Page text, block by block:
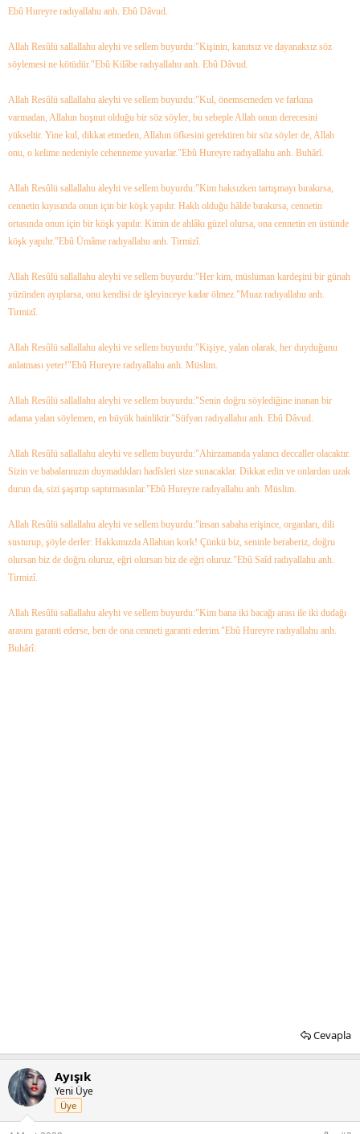
Ebû Hureyre radıyallahu anh. Ebû Dâvud.
Allah Resûlü sallallahu aleyhi ve sellem buyurdu:"Kişinin, kanıtsız ve dayanaksız söz
söylemesi ne kötüdür."Ebû Kilâbe radıyallahu anh. Ebû Dâvud.
Allah Resûlü sallallahu aleyhi ve sellem buyurdu:"Kul, önemsemeden ve farkına
varmadan, Allahın hoşnut olduğu bir söz söyler, bu sebeple Allah onun derecesini
yükseltir. Yine kul, dikkat etmeden, Allahın öfkesini gerektiren bir söz söyler de, Allah
onu, o kelime nedeniyle cehenneme yuvarlar."Ebû Hureyre radıyallahu anh. Buhârî.
Allah Resûlü sallallahu aleyhi ve sellem buyurdu:"Kim haksızken tartışmayı bırakırsa,
cennetin kıyısında onun için bir köşk yapılır. Haklı olduğu hâlde bırakırsa, cennetin
ortasında onun için bir köşk yapılır. Kimin de ahlâkı güzel olursa, ona cennetin en üstünde
köşk yapılır."Ebû Ümâme radıyallahu anh. Tirmizî.
Allah Resûlü sallallahu aleyhi ve sellem buyurdu:"Her kim, müslüman kardeşini bir günah
yüzünden ayıplarsa, onu kendisi de işleyinceye kadar ölmez."Muaz radıyallahu anh.
Tirmizî.
Allah Resûlü sallallahu aleyhi ve sellem buyurdu:"Kişiye, yalan olarak, her duyduğunu
anlatması yeter!"Ebû Hureyre radıyallahu anh. Müslim.
Allah Resûlü sallallahu aleyhi ve sellem buyurdu:"Senin doğru söylediğine inanan bir
adama yalan söylemen, en büyük hainliktir."Süfyan radıyallahu anh. Ebû Dâvud.
Allah Resûlü sallallahu aleyhi ve sellem buyurdu:"Ahirzamanda yalancı deccaller olacaktır.
Sizin ve babalarınızın duymadıkları hadîsleri size sunacaklar. Dikkat edin ve onlardan uzak
durun da, sizi şaşırtıp saptırmasınlar."Ebû Hureyre radıyallahu anh. Müslim.
Allah Resûlü sallallahu aleyhi ve sellem buyurdu:"insan sabaha erişince, organları, dili
susturup, şöyle derler: Hakkımızda Allahtan kork! Çünkü biz, seninle beraberiz, doğru
olursan biz de doğru oluruz, eğri olursan biz de eğri oluruz."Ebû Saîd radıyallahu anh.
Tirmizî.
Allah Resûlü sallallahu aleyhi ve sellem buyurdu:"Kim bana iki bacağı arası ile iki dudağı
arasını garanti ederse, ben de ona cenneti garanti ederim."Ebû Hureyre radıyallahu anh.
Buhârî.
Cevapla
Ayışık
Yeni Üye
Üye